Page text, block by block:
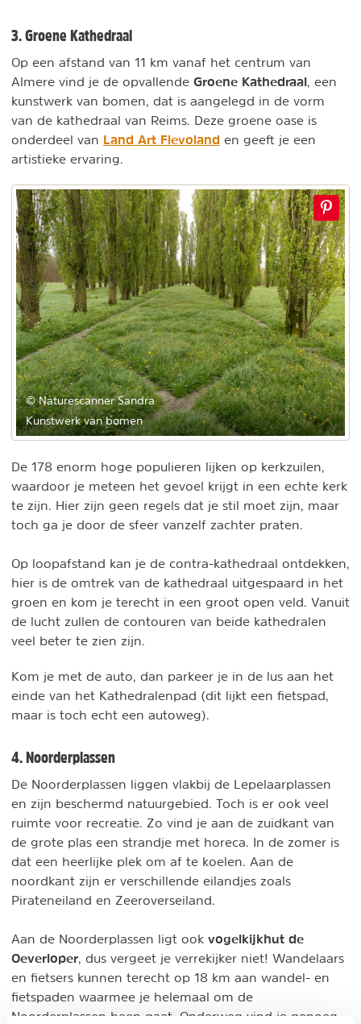
3. Groene Kathedraal
Op een afstand van 11 km vanaf het centrum van
Almere vind je de opvallende Groene Kathedraal , een
kunstwerk van bomen, dat is aangelegd in de vorm
van de kathedraal van Reims. Deze groene oase is
onderdeel van Land Art Flevoland en geeft je een
artistieke ervaring.
© Naturescanner Sandra
Kunstwerk van bomen
De 178 enorm hoge populieren lijken op kerkzuilen,
waardoor je meteen het gevoel krijgt in een echte kerk
te zijn. Hier zijn geen regels dat je stil moet zijn, maar
toch ga je door de sfeer vanzelf zachter praten.
Op loopafstand kan je de contra-kathedraal ontdekken,
hier is de omtrek van de kathedraal uitgespaard in het
groen en kom je terecht in een groot open veld. Vanuit
de lucht zullen de contouren van beide kathedralen
veel beter te zien zijn.
Kom je met de auto, dan parkeer je in de lus aan het
einde van het Kathedralenpad (dit lijkt een fietspad,
maar is toch echt een autoweg).
4. Noorderplassen
De Noorderplassen liggen vlakbij de Lepelaarplassen
en zijn beschermd natuurgebied. Toch is er ook veel
ruimte voor recreatie. Zo vind je aan de zuidkant van
de grote plas een strandje met horeca. In de zomer is
dat een heerlijke plek om af te koelen. Aan de
noordkant zijn er verschillende eilandjes zoals
Pirateneiland en Zeeroverseiland.
Aan de Noorderplassen ligt ook vogelkijkhut de
Oeverloper , dus vergeet je verrekijker niet! Wandelaars
en fietsers kunnen terecht op 18 km aan wandel- en
fietspaden waarmee je helemaal om de
Noorderplassen heen gaat. Onderweg vind je genoeg